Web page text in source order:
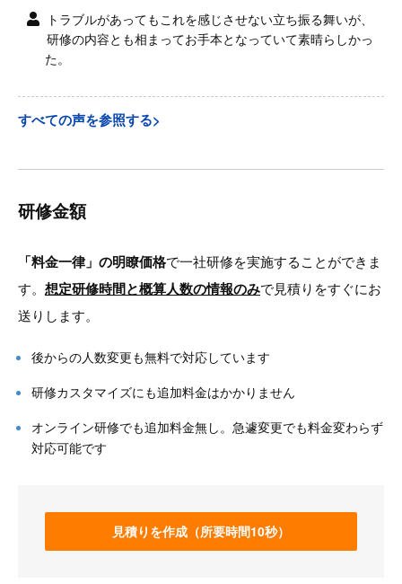
トラブルがあってもこれを感じさせない立ち振る舞いが、
研修の内容とも相まってお手本となっていて素晴らしかっ
た。
すべての声を参照する>
研修金額
「料金一律」の明瞭価格で一社研修を実施することができま
す。 想定研修時間と概算人数の情報のみで見積りをすぐにお
送りします。
後からの人数変更も無料で対応しています
研修カスタマイズにも追加料金はかかりません
オンライン研修でも追加料金無し。急遽変更でも料金変わらず
対応可能です
見積りを作成（所要時間10秒）